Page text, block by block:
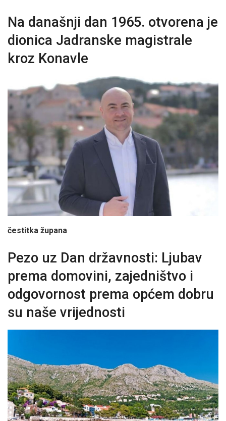
Na današnji dan 1965. otvorena je
dionica Jadranske magistrale
kroz Konavle
čestitka župana
Pezo uz Dan državnosti: Ljubav
prema domovini, zajedništvo i
odgovornost prema općem dobru
su naše vrijednosti